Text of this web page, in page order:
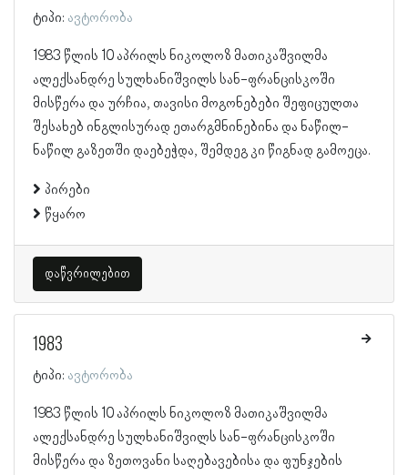
ტიპი: ავტორობა
1983 წლის 10 აპრილს ნიკოლოზ მათიკაშვილმა
ალექსანდრე სულხანიშვილს სან-ფრანცისკოში
მისწერა და ურჩია, თავისი მოგონებები შეფიცულთა
შესახებ ინგლისურად ეთარგმნინებინა და ნაწილ-
ნაწილ გაზეთში დაებეჭდა, შემდეგ კი წიგნად გამოეცა.
პირები
წყარო
დაწვრილებით
1983
ტიპი: ავტორობა
1983 წლის 10 აპრილს ნიკოლოზ მათიკაშვილმა
ალექსანდრე სულხანიშვილს სან-ფრანცისკოში
მისწერა და ზეთოვანი საღებავებისა და ფუნჯების